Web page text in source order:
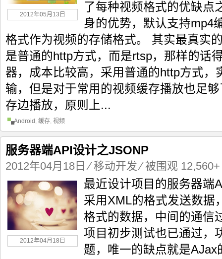
2012年05月13日
了每种视频格式的优缺点
身的优势，默认支持mp4
格式作为视频的存储格式。 其实最真实
是普通的http方式，而是rtsp，那样的话
器，成本比较高，采用普通的http方式，
输，但是对于常用的视频缓存播放也足
存边播放，原则上...
Android , 缓存, 视频
服务器端API设计之JSONP
2012年04月18日 ⁄移动开发⁄ 被围观 12,560+
2012年04月18日
最近设计项目的服务器端
采用XML的格式发送数据
格式的数据，中间的通信
项目初步测试也已通过，
题，唯一的缺点就是